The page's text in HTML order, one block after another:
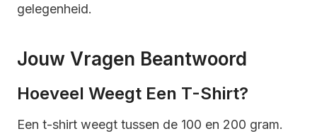
gelegenheid.
Jouw Vragen Beantwoord
Hoeveel Weegt Een T-Shirt?
Een t-shirt weegt tussen de 100 en 200 gram.